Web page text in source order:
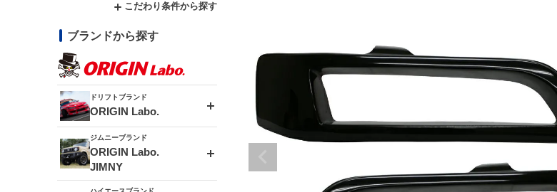
こだわり条件から探す
ブランドから探す
ドリフトブランド
ORIGIN Labo.
エアロシリーズ
ドリフトライン
フロントフェンダー
ジムニーブランド
ORIGIN Labo.
JIMNY